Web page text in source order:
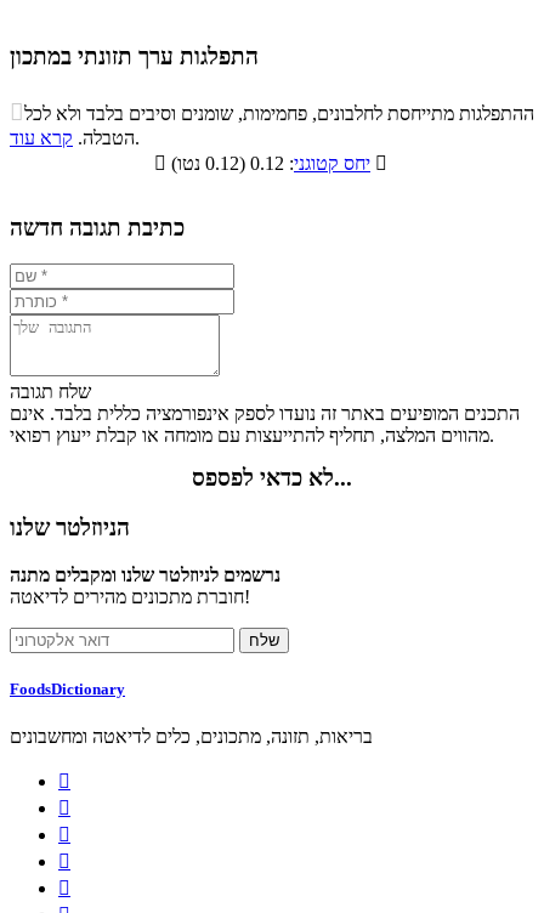
התפלגות ערך תזונתי במתכון
התפלגות ערך תזונתי במתכון
סיבים
תזונתיים
שומנים חלבונים
13.6% 73.4%
ההתפלגות מתייחסת לחלבונים, פחמימות, שומנים וסיבים בלבד ולא לכל
הטבלה. קרא עוד
.

יחס קטוגני 
כתיבת תגובה חדשה
שלח תגובה
התכנים המופיעים באתר זה נועדו לספק אינפורמציה כללית בלבד. אינם
מהווים המלצה, תחליף להתייעצות עם מומחה או קבלת ייעוץ רפואי.
לא כדאי לפספס...
הניוזלטר שלנו
נרשמים לניוזלטר שלנו ומקבלים מתנה
חוברת מתכונים מהירים לדיאטה!
FoodsDictionary
בריאות, תזונה, מתכונים, כלים לדיאטה ומחשבונים




